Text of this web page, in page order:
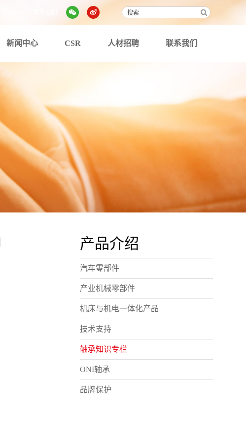
新闻中心 CSR 人材招聘 联系我们
产品介绍
汽车零部件
产业机械零部件
机床与机电一体化产品
技术支持
轴承知识专栏
ONI轴承
品牌保护